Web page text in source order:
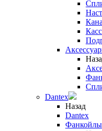
Dantex
Назад
Dantex
Фанкойлы